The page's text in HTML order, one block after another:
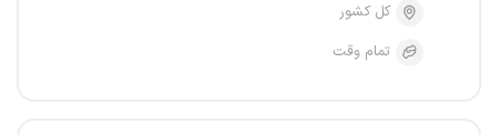
کل کشور
تمام وقت